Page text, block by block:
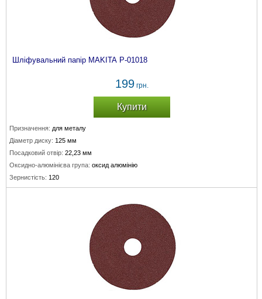
Шліфувальний папір MAKITA P-01018
199грн.
Купити
Призначення: для металу
Діаметр диску: 125 мм
Посадковий отвір: 22,23 мм
Оксидно-алюмінієва група: оксид алюмінію
Зернистість: 120